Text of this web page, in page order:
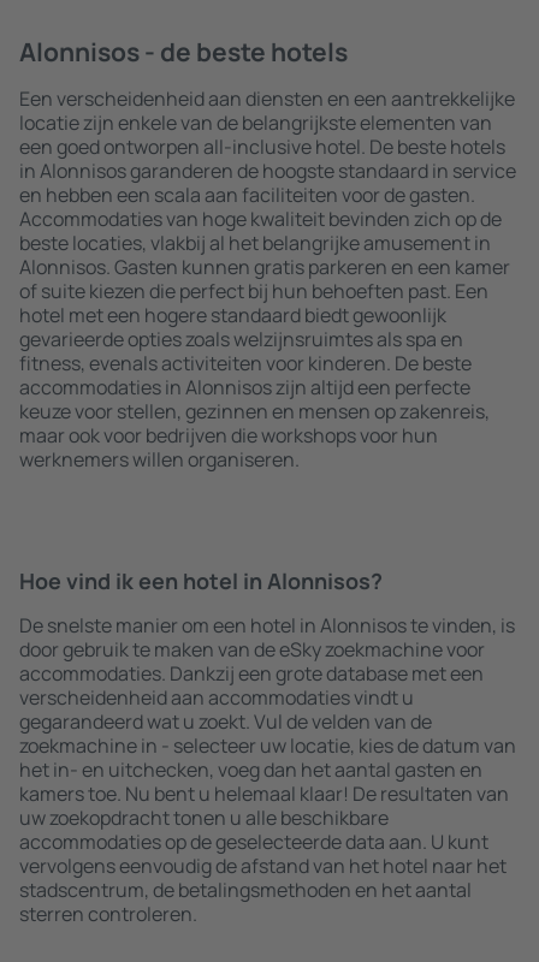
Alonnisos - de beste hotels
Een verscheidenheid aan diensten en een aantrekkelijke
locatie zijn enkele van de belangrijkste elementen van
een goed ontworpen all-inclusive hotel. De beste hotels
in Alonnisos garanderen de hoogste standaard in service
en hebben een scala aan faciliteiten voor de gasten.
Accommodaties van hoge kwaliteit bevinden zich op de
beste locaties, vlakbij al het belangrijke amusement in
Alonnisos. Gasten kunnen gratis parkeren en een kamer
of suite kiezen die perfect bij hun behoeften past. Een
hotel met een hogere standaard biedt gewoonlijk
gevarieerde opties zoals welzijnsruimtes als spa en
fitness, evenals activiteiten voor kinderen. De beste
accommodaties in Alonnisos zijn altijd een perfecte
keuze voor stellen, gezinnen en mensen op zakenreis,
maar ook voor bedrijven die workshops voor hun
werknemers willen organiseren.
Hoe vind ik een hotel in Alonnisos?
De snelste manier om een hotel in Alonnisos te vinden, is
door gebruik te maken van de eSky zoekmachine voor
accommodaties. Dankzij een grote database met een
verscheidenheid aan accommodaties vindt u
gegarandeerd wat u zoekt. Vul de velden van de
zoekmachine in - selecteer uw locatie, kies de datum van
het in- en uitchecken, voeg dan het aantal gasten en
kamers toe. Nu bent u helemaal klaar! De resultaten van
uw zoekopdracht tonen u alle beschikbare
accommodaties op de geselecteerde data aan. U kunt
vervolgens eenvoudig de afstand van het hotel naar het
stadscentrum, de betalingsmethoden en het aantal
sterren controleren.